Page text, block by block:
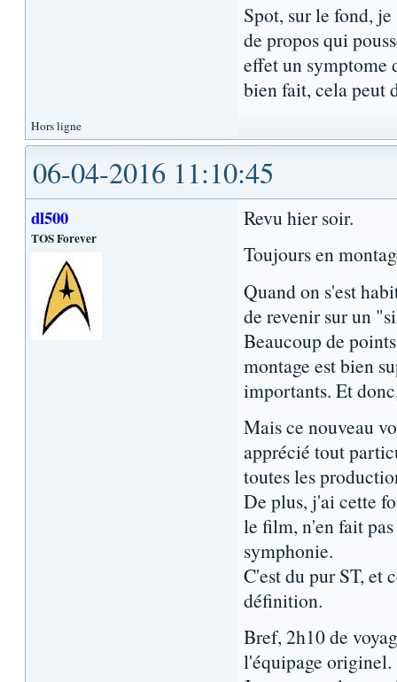
Spot, sur le fond,
de propos qui
effet un symptome
bien fait, cela peut
Hors ligne
06-04-2016 11:10:45
dl500
TOS Forever
Revu hier soir.
Toujours en
Quand on s'est
de revenir sur un
Beaucoup de
montage est bien
importants. Et
Mais ce nouveau
apprécié tout
toutes les
De plus, j'ai cette
le film, n'en fait
symphonie.
C'est du pur ST, et
définition.
Bref, 2h10 de
l'équipage originel.